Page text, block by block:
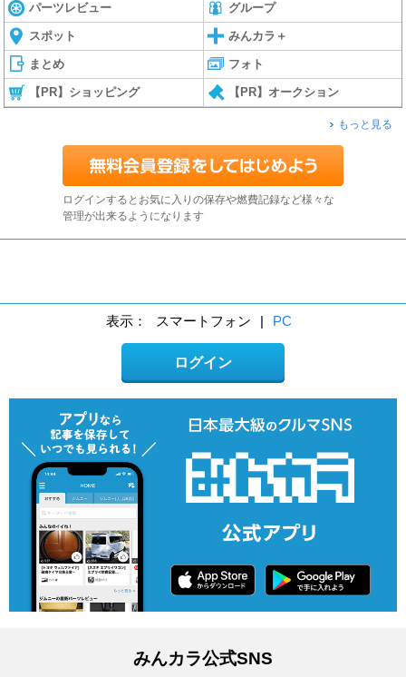
パーツレビュー グループ
スポット みんカラ＋
まとめ フォト
【PR】ショッピング 【PR】オークション
もっと見る
ログインするとお気に入りの保存や燃費記録など様々な
管理が出来るようになります
表示： スマートフォン | PC
ログイン
みんカラ公式SNS